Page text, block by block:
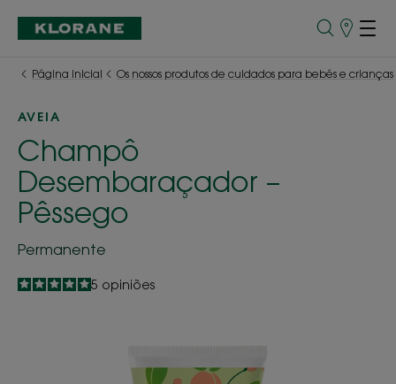
Pontos
Página inicial
Os nossos produtos de cuidados para bebés e crianças
AVEIA
Champô
Desembaraçador –
Pêssego
Permanente
5
/
5
5 opiniões